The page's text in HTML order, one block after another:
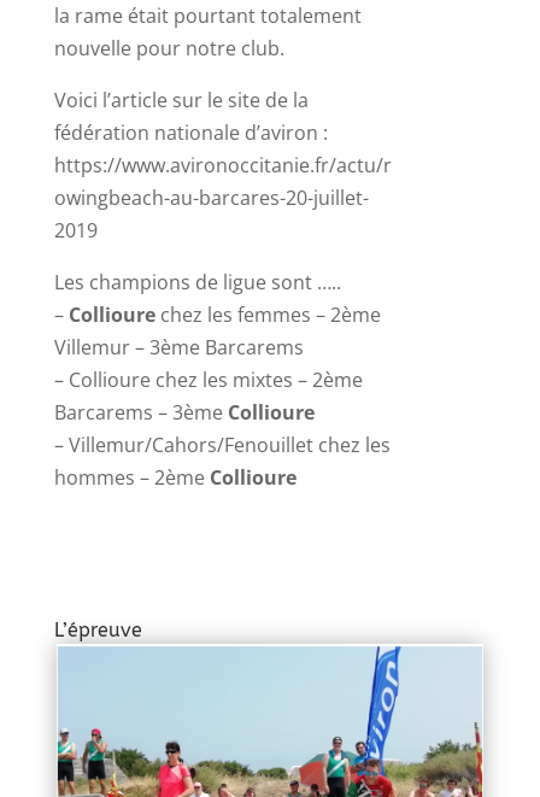
la rame était pourtant totalement
nouvelle pour notre club.
Voici l’article sur le site de la
fédération nationale d’aviron :
https://www.avironoccitanie.fr/actu/r
owingbeach-au-barcares-20-juillet-
2019
Les champions de ligue sont …..
– Colliourechez les femmes – 2ème
Villemur – 3ème Barcarems
– Collioure chez les mixtes – 2ème
Barcarems – 3ème Collioure
– Villemur/Cahors/Fenouillet chez les
hommes – 2ème Collioure
L’épreuve